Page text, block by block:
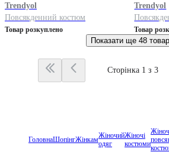
Trendyol
Повсякденний костюм
Товар розкуплено
Trendyol
Товар
Показати ще 48
Сторінка 1 з 3
ГоловнаШопінгЖінкамЖіночий
одяг
Жіночі
костюми